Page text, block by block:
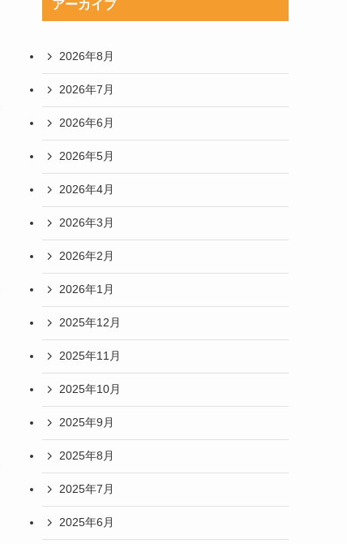
アーカイブ
2026年8月
2026年7月
2026年6月
2026年5月
2026年4月
2026年3月
2026年2月
2026年1月
2025年12月
2025年11月
2025年10月
2025年9月
2025年8月
2025年7月
2025年6月